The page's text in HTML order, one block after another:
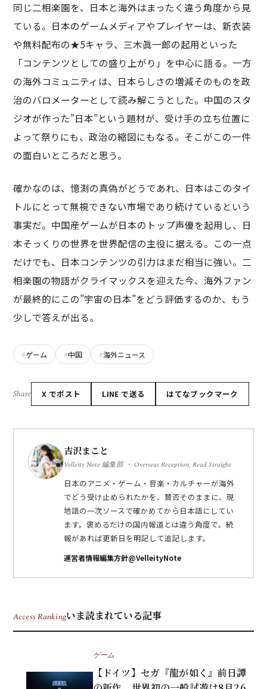
同じ二相楽園を、日本と海外はまったく違う角度から見
ている。日本のゲームメディアやプレイヤーは、新衣装
や無料配布の★5キャラ、三木眞一郎の起用といった
「コンテンツとしての盛り上がり」を中心に語る。一方
の海外コミュニティは、日本らしさの増減そのものを政
治のバロメーターとして読み解こうとした。中国のスタ
ジオが作った”日本”という題材が、受け手の立ち位置に
よって祭りにも、政治の縮図にもなる。そこがこの一件
の面白いところだと思う。
確かなのは、憶測の真偽がどうであれ、日本はこのタイ
トルにとって無視できない市場であり続けているという
事実だ。中国産ゲームが日本のトップ声優を起用し、日
本そっくりの世界を世界配信の主役に据える。この一点
だけでも、日本コンテンツの引力はまだ相当に強い。二
相楽園の物語がクライマックスを迎えた今、海外ファン
が最終的にこの”宇宙の日本”をどう評価するのか、もう
少しで答えが出る。
ゲーム 中国 海外ニュース
Share X でポスト LINE で送る はてなブックマーク
吉沢まこと
Velleity Note 編集部 ・ Overseas Reception, Read Straight
日本のアニメ・ゲーム・音楽・カルチャーが海外
でどう受け止められたかを、賛否そのままに、現
地語の一次ソースで確かめてから日本語にしてい
ます。褒めるだけの国内報道とは違う角度で。続
報があれば更新日を明記して追記します。
運営者情報編集方針@VelleityNote
Access Rankingいま読まれている記事
ゲーム
【ドイツ】セガ『龍が如く』前日譚